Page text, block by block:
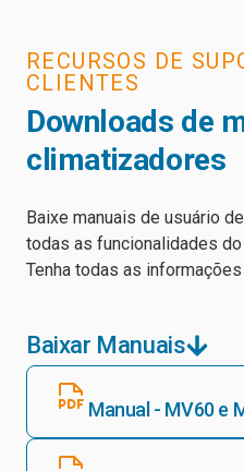
RECURSOS DE
CLIENTES
Downloads de
climatizadores
Baixe manuais de usuário
todas as funcionalidades
Tenha todas as
Baixar Manuais
Manual - MV60 e